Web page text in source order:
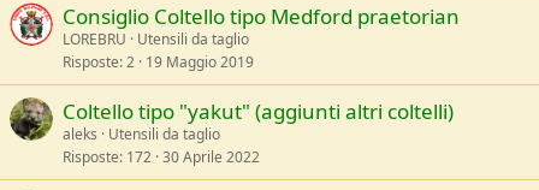
Consiglio Coltello tipo Medford praetorian
LOREBRU
Utensili da taglio
Risposte 2 19 Maggio 2019
Coltello tipo "yakut" (aggiunti altri coltelli)
aleks
Utensili da taglio
Risposte 172 30 Aprile 2022